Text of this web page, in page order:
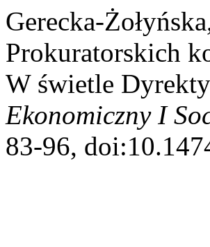
Gerecka-
Prokuratorskich
W świetle
Ekonomiczny I
83-96,